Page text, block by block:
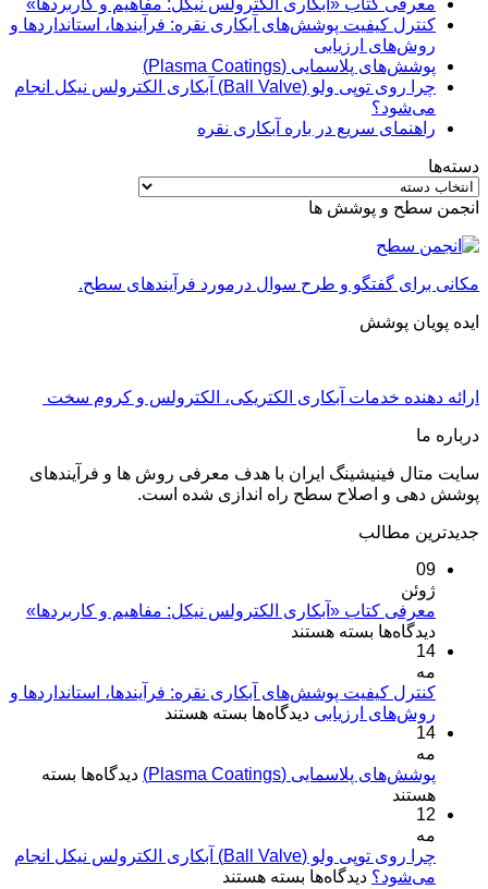
معرفی کتاب «آبکاری الکترولس نیکل: مفاهیم و کاربردها»
کنترل کیفیت پوشش‌های آبکاری نقره: فرآیندها، استانداردها و
روش‌های ارزیابی
پوشش‌های پلاسمایی (Plasma Coatings)
چرا روی توپی‌ ولو (Ball Valve) آبکاری الکترولس نیکل انجام
می‌شود؟
راهنمای سریع در باره آبکاری نقره
دسته‌ها
دسته‌ها
انجمن سطح و پوشش ها
مکانی برای گفتگو و طرح سوال درمورد فرآیندهای سطح.
ایده پویان پوشش
ارائه دهنده خدمات آبکاری الکتریکی، الکترولس و کروم سخت
درباره ما
سایت متال فینیشینگ ایران با هدف معرفی روش ها و فرآیندهای
پوشش دهی و اصلاح سطح راه اندازی شده است.
جدیدترین مطالب
09
ژوئن
معرفی کتاب «آبکاری الکترولس نیکل: مفاهیم و کاربردها»
دیدگاه‌ها برای
«آبکاری
الکترولس
و
بسته هستند
14
مه
کنترل کیفیت پوشش‌های آبکاری نقره: فرآیندها، استانداردها و
روش‌های ارزیابی دیدگاه‌ها برای
پوشش‌های
استانداردها
و
بسته هستند
14
مه
پوشش‌های پلاسمایی (Plasma Coatings)
دیدگاه‌ها برای
Coatings)
بسته
هستند
12
مه
چرا روی توپی‌ ولو (Ball Valve) آبکاری الکترولس نیکل انجام
می‌شود؟ دیدگاه‌ها برای
بسته هستند